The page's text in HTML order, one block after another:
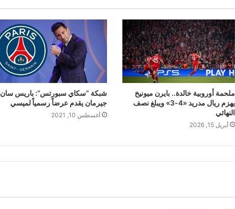
ملحمة أوروبية خالدة.. بايرن ميونيخ
يهزم ريال مدريد «4-3» ويبلغ نصف
النهائي
أبريل 15, 2026
شبكة “سكاي سبورتس”: باريس سان
جيرمان يقدم عرضاً رسمياً لميسي
أغسطس 10, 2021